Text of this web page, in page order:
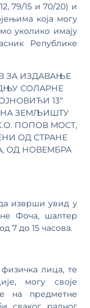
79/15 и 70/20) и
која могу
уколико имају
Републике
ЗА ИЗДАВАЊЕ
СОЛАРНЕ
13“
НА ЗЕМЉИШТУ
ПОПОВ МОСТ,
ОД СТРАНЕ
ОД НОВЕМБРА
изврши увид у
Фоча, шалтер
7 до 15 часова.
лица, те
могу своје
на предметне